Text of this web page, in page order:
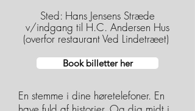
Sted: Hans Jensens Stræde
v/indgang til H.C. Andersen Hus
(overfor restaurant Ved Lindetræet)
Book billetter her
En stemme i dine høretelefoner. En